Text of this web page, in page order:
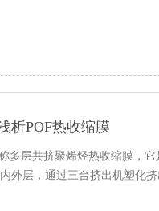
析POF热收缩膜
多层共挤聚烯烃热收缩膜，
外层，通过三台挤出机塑化